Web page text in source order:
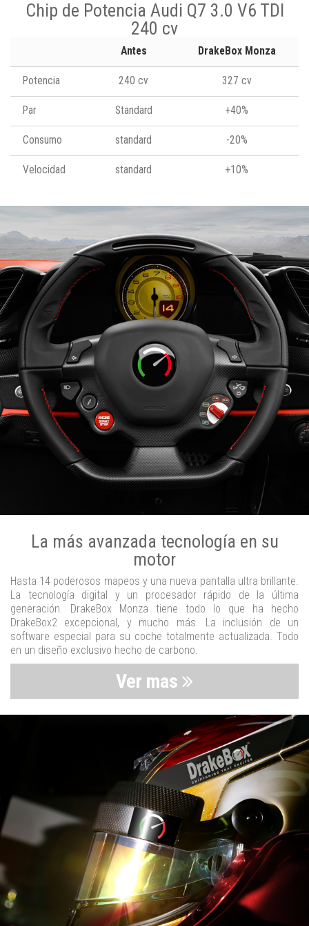
Chip de Potencia Audi Q7 3.0 V6 TDI
240 cv
Antes DrakeBox Monza
Potencia 240 cv 327 cv
Par Standard +40%
Consumo standard -20%
Velocidad standard +10%
La más avanzada tecnología en su
motor
Hasta 14 poderosos mapeos y una nueva pantalla ultra brillante.
La tecnología digital y un procesador rápido de la última
generación. DrakeBox Monza tiene todo lo que ha hecho
DrakeBox2 excepcional, y mucho más. La inclusión de un
software especial para su coche totalmente actualizada. Todo
en un diseño exclusivo hecho de carbono.
Ver mas